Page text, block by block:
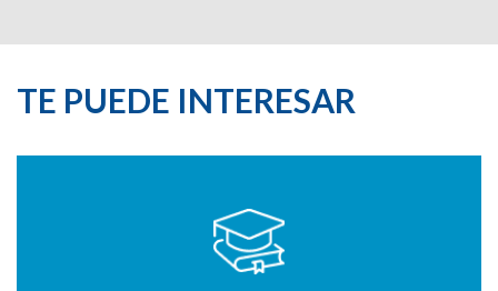
TE PUEDE INTERESAR